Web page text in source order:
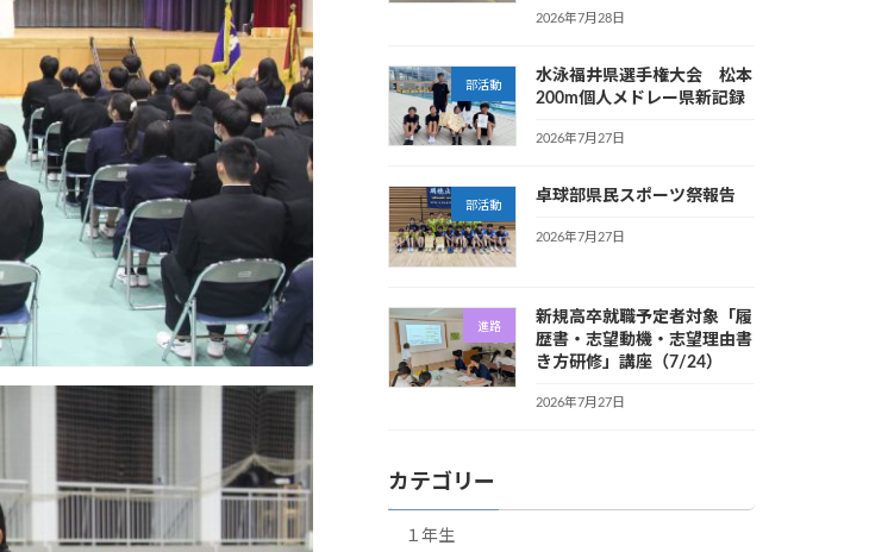
2026年7月28日
部活動
水泳福井県選手権大会 松本
200m個人メドレー県新記録
2026年7月27日
部活動
卓球部県民スポーツ祭報告
2026年7月27日
進路
新規高卒就職予定者対象「履
歴書・志望動機・志望理由書
き方研修」講座（7/24）
2026年7月27日
カテゴリー
１年生